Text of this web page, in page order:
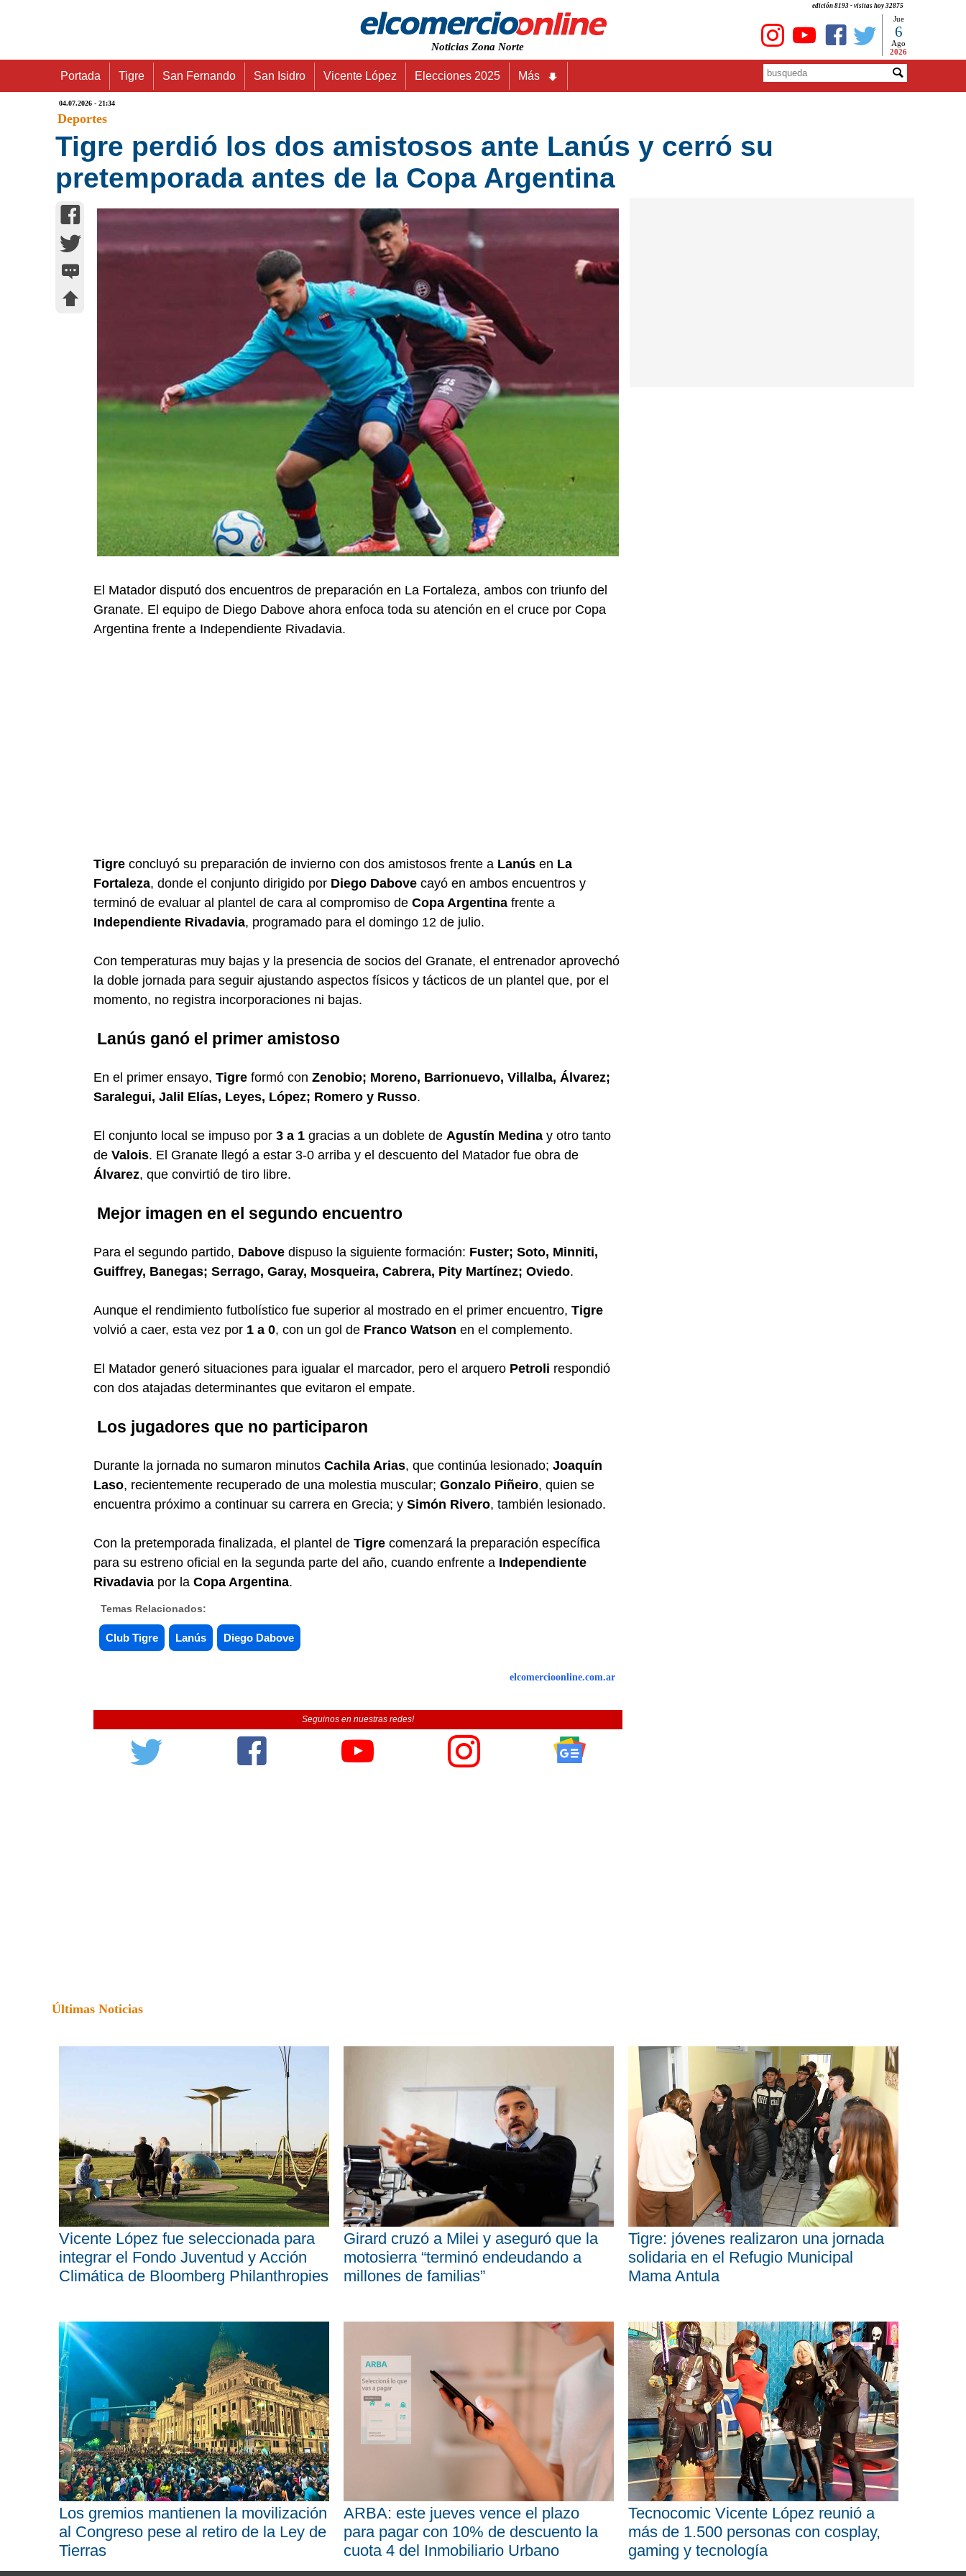
edición 8193 - visitas hoy 32875
Noticias Zona Norte
Jue
6
Ago
2026
Portada Tigre San Fernando San Isidro Vicente López Elecciones 2025 Más
04.07.2026 - 21:34
Deportes
Tigre perdió los dos amistosos ante Lanús y cerró su
pretemporada antes de la Copa Argentina
El Matador disputó dos encuentros de preparación en La Fortaleza, ambos con triunfo del
Granate. El equipo de Diego Dabove ahora enfoca toda su atención en el cruce por Copa
Argentina frente a Independiente Rivadavia.
Tigre concluyó su preparación de invierno con dos amistosos frente a Lanús en La
Fortaleza, donde el conjunto dirigido por Diego Dabove cayó en ambos encuentros y
terminó de evaluar al plantel de cara al compromiso de Copa Argentina frente a
Independiente Rivadavia, programado para el domingo 12 de julio.
Con temperaturas muy bajas y la presencia de socios del Granate, el entrenador aprovechó
la doble jornada para seguir ajustando aspectos físicos y tácticos de un plantel que, por el
momento, no registra incorporaciones ni bajas.
Lanús ganó el primer amistoso
En el primer ensayo, Tigre formó con Zenobio; Moreno, Barrionuevo, Villalba, Álvarez;
Saralegui, Jalil Elías, Leyes, López; Romero y Russo.
El conjunto local se impuso por 3 a 1 gracias a un doblete de Agustín Medina y otro tanto
de Valois. El Granate llegó a estar 3-0 arriba y el descuento del Matador fue obra de
Álvarez, que convirtió de tiro libre.
Mejor imagen en el segundo encuentro
Para el segundo partido, Dabove dispuso la siguiente formación: Fuster; Soto, Minniti,
Guiffrey, Banegas; Serrago, Garay, Mosqueira, Cabrera, Pity Martínez; Oviedo.
Aunque el rendimiento futbolístico fue superior al mostrado en el primer encuentro, Tigre
volvió a caer, esta vez por 1 a 0, con un gol de Franco Watson en el complemento.
El Matador generó situaciones para igualar el marcador, pero el arquero Petroli respondió
con dos atajadas determinantes que evitaron el empate.
Los jugadores que no participaron
Durante la jornada no sumaron minutos Cachila Arias, que continúa lesionado; Joaquín
Laso, recientemente recuperado de una molestia muscular; Gonzalo Piñeiro, quien se
encuentra próximo a continuar su carrera en Grecia; y Simón Rivero, también lesionado.
Con la pretemporada finalizada, el plantel de Tigre comenzará la preparación específica
para su estreno oficial en la segunda parte del año, cuando enfrente a Independiente
Rivadavia por la Copa Argentina.
Temas Relacionados:
Club Tigre Lanús Diego Dabove
elcomercioonline.com.ar
Seguinos en nuestras redes!
Últimas Noticias
Vicente López fue seleccionada para
integrar el Fondo Juventud y Acción
Climática de Bloomberg Philanthropies
Girard cruzó a Milei y aseguró que la
motosierra “terminó endeudando a
millones de familias”
Tigre: jóvenes realizaron una jornada
solidaria en el Refugio Municipal
Mama Antula
Los gremios mantienen la movilización
al Congreso pese al retiro de la Ley de
Tierras
ARBA: este jueves vence el plazo
para pagar con 10% de descuento la
cuota 4 del Inmobiliario Urbano
Tecnocomic Vicente López reunió a
más de 1.500 personas con cosplay,
gaming y tecnología